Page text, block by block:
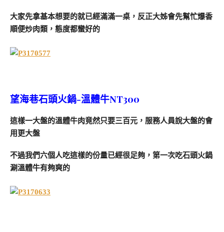
大家先拿基本想要的就已經滿滿一桌，反正大姊會先幫忙爆香
順便炒肉類，態度都蠻好的
望海巷石頭火鍋-溫體牛NT300
這樣一大盤的溫體牛肉竟然只要三百元，服務人員說大盤的會
用更大盤
不過我們六個人吃這樣的份量已經很足夠，第一次吃石頭火鍋
涮溫體牛有夠爽的